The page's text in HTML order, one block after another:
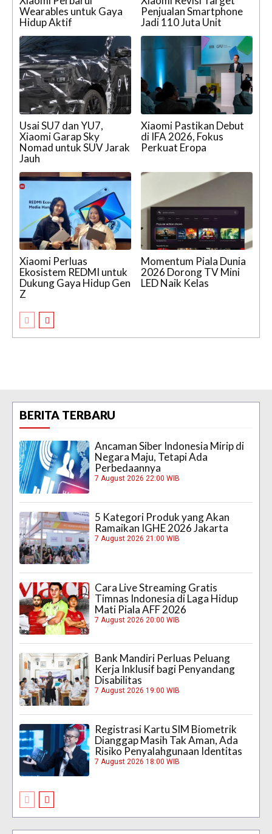
Wearables untuk Gaya
Hidup Aktif
Penjualan Smartphone
Jadi 110 Juta Unit
Usai SU7 dan YU7,
Xiaomi Garap Sky
Nomad untuk SUV Jarak
Jauh
Xiaomi Pastikan Debut
di IFA 2026, Fokus
Perkuat Eropa
Xiaomi Perluas
Ekosistem REDMI untuk
Dukung Gaya Hidup Gen
Z
Momentum Piala Dunia
2026 Dorong TV Mini
LED Naik Kelas
BERITA TERBARU
Ancaman Siber Indonesia Mirip di
Negara Maju, Tetapi Ada
Perbedaannya
7 August 2026 22:00 WIB
5 Kategori Produk yang Akan
Ramaikan IGHE 2026 Jakarta
7 August 2026 21:00 WIB
Cara Live Streaming Gratis
Timnas Indonesia di Laga Hidup
Mati Piala AFF 2026
7 August 2026 20:00 WIB
Bank Mandiri Perluas Peluang
Kerja Inklusif bagi Penyandang
Disabilitas
7 August 2026 19:00 WIB
Registrasi Kartu SIM Biometrik
Dianggap Masih Tak Aman, Ada
Risiko Penyalahgunaan Identitas
7 August 2026 18:00 WIB